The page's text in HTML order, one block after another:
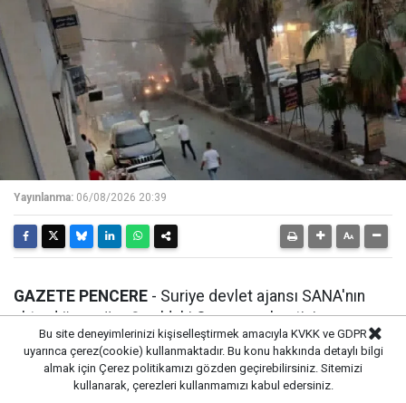
Yayınlanma: 06/08/2026 20:39
GAZETE PENCERE - Suriye devlet ajansı SANA'nın
aktardığına göre Şam'daki Ceramana kentinin
girişindeki bir güvenlik noktasına yönelik saldırıda üç
Güvenlik Gücü mensubu yaralandı. Saldırganlardan biri
olay sırasında hayatını kaybederken, diğeri gözaltına
Bu site deneyimlerinizi kişiselleştirmek amacıyla KVKK ve GDPR
uyarınca çerez(cookie) kullanmaktadır. Bu konu hakkında detaylı bilgi
almak için Çerez politikamızı gözden geçirebilirsiniz. Sitemizi
kullanarak, çerezleri kullanmamızı kabul edersiniz.